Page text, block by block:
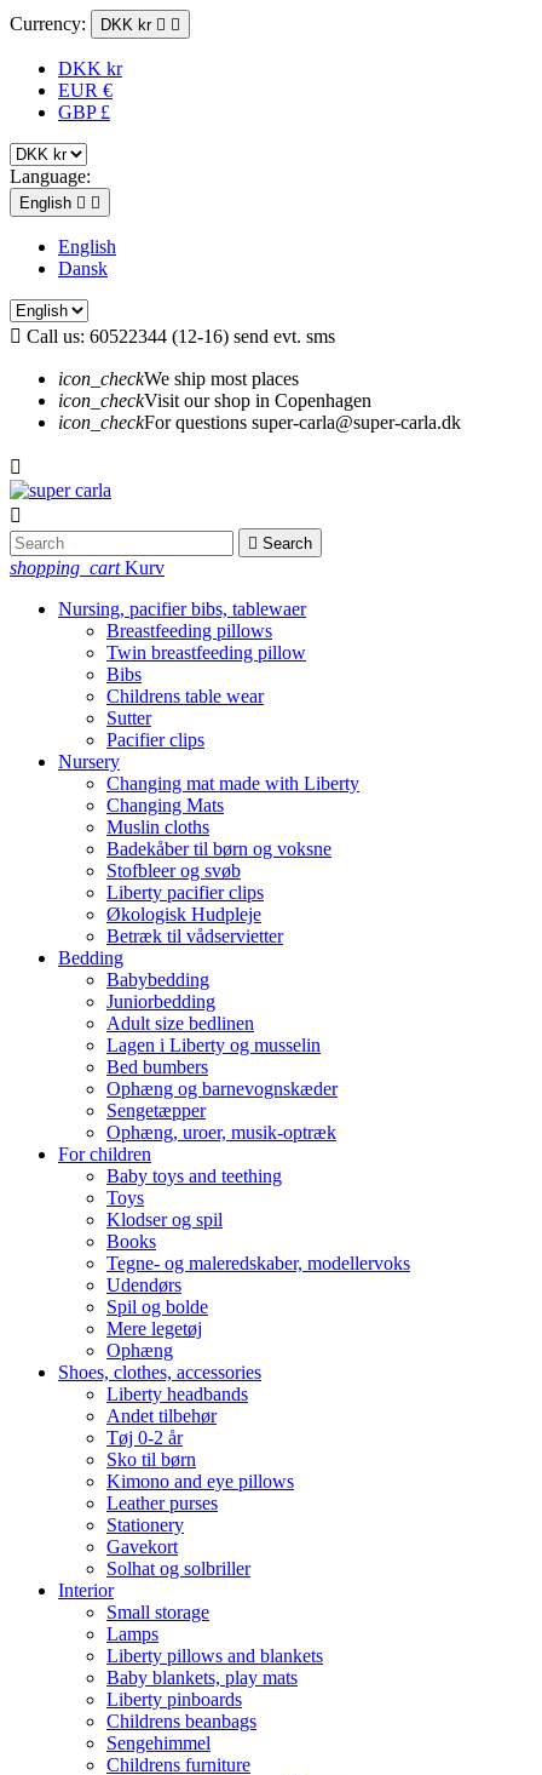
Currency: DKK kr  
DKK kr
EUR €
GBP £
Language:
English  
English
Dansk
 Call us: 60522344 (12-16) send evt. sms
icon_checkWe ship most places
icon_checkVisit our shop in Copenhagen
icon_checkFor questions super-carla@super-carla.dk


 Search
shopping_cart Kurv
Nursing, pacifier bibs, tablewaer
Breastfeeding pillows
Twin breastfeeding pillow
Bibs
Childrens table wear
Sutter
Pacifier clips
Nursery
Changing mat made with Liberty
Changing Mats
Muslin cloths
Badekåber til børn og voksne
Stofbleer og svøb
Liberty pacifier clips
Økologisk Hudpleje
Betræk til vådservietter
Bedding
Babybedding
Juniorbedding
Adult size bedlinen
Lagen i Liberty og musselin
Bed bumbers
Ophæng og barnevognskæder
Sengetæpper
Ophæng, uroer, musik-optræk
For children
Baby toys and teething
Toys
Klodser og spil
Books
Tegne- og maleredskaber, modellervoks
Udendørs
Spil og bolde
Mere legetøj
Ophæng
Shoes, clothes, accessories
Liberty headbands
Andet tilbehør
Tøj 0-2 år
Sko til børn
Kimono and eye pillows
Leather purses
Stationery
Gavekort
Solhat og solbriller
Interior
Small storage
Lamps
Liberty pillows and blankets
Baby blankets, play mats
Liberty pinboards
Childrens beanbags
Sengehimmel
Childrens furniture